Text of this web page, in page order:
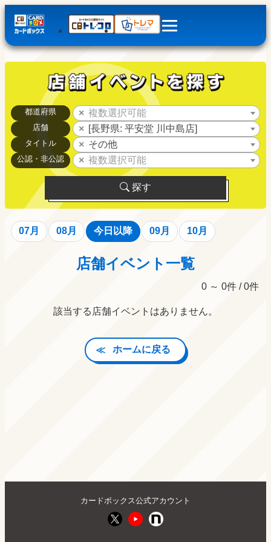
都道府県 複数選択可能
店舗 [長野県: 平安堂 川中島店]
タイトル その他
公認・非公認 複数選択可能
探す
07月 08月 今日以降 09月 10月
店舗イベント一覧
0 ～ 0件 / 0件
該当する店舗イベントはありません。
ホームに戻る
カードボックス公式アカウント